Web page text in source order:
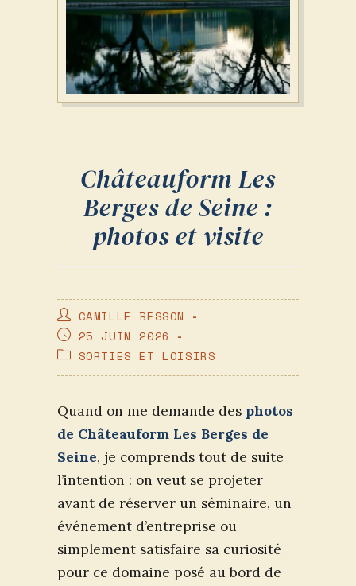
Châteauform Les
Berges de Seine :
photos et visite
AUTEUR/AUTRICE
DE
LA
PUBLICATION :
CAMILLE BESSON
PUBLICATION
PUBLIÉE :
25 JUIN 2026
POSTSORTIES ET LOISIRS
Quand on me demande des photos
de Châteauform Les Berges de
Seine, je comprends tout de suite
l’intention : on veut se projeter
avant de réserver un séminaire, un
événement d’entreprise ou
simplement satisfaire sa curiosité
pour ce domaine posé au bord de